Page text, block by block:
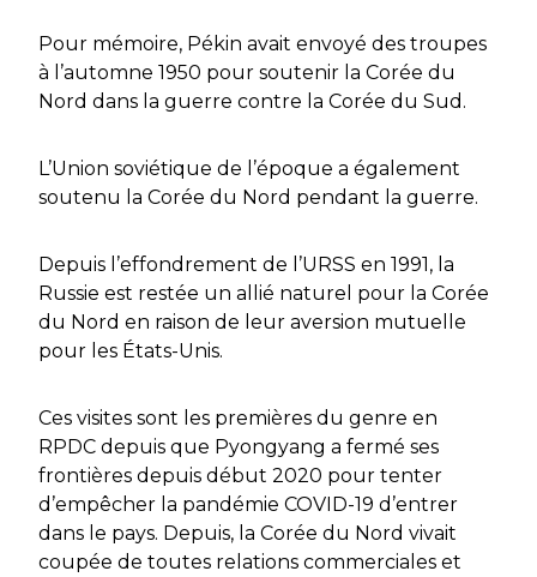
Pour mémoire, Pékin avait envoyé des troupes
à l’automne 1950 pour soutenir la Corée du
Nord dans la guerre contre la Corée du Sud.
L’Union soviétique de l’époque a également
soutenu la Corée du Nord pendant la guerre.
Depuis l’effondrement de l’URSS en 1991, la
Russie est restée un allié naturel pour la Corée
du Nord en raison de leur aversion mutuelle
pour les États-Unis.
Ces visites sont les premières du genre en
RPDC depuis que Pyongyang a fermé ses
frontières depuis début 2020 pour tenter
d’empêcher la pandémie COVID-19 d’entrer
dans le pays. Depuis, la Corée du Nord vivait
coupée de toutes relations commerciales et